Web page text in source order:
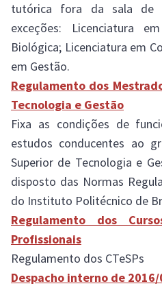
tutórica fora da sala de
exceções: Licenciatura
Biológica; Licenciatura em
em Gestão.
Regulamento dos
Tecnologia e Gestão
Fixa as condições de
estudos conducentes ao
Superior de Tecnologia e
disposto das Normas
do Instituto Politécnico de
Regulamento dos
Profissionais
Regulamento dos CTeSPs
Despacho interno de